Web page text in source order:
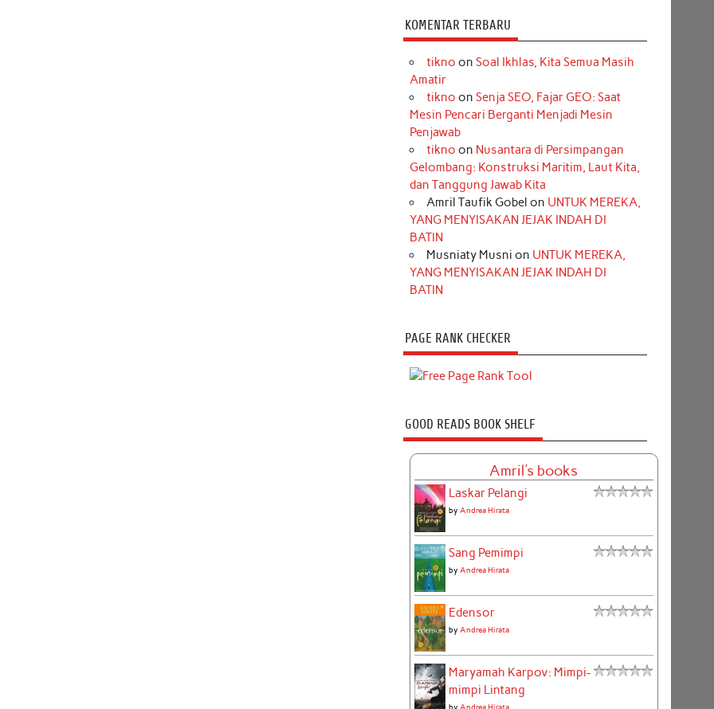
KOMENTAR TERBARU
tikno on Soal Ikhlas, Kita Semua Masih
Amatir
tikno on Senja SEO, Fajar GEO: Saat
Mesin Pencari Berganti Menjadi Mesin
Penjawab
tikno on Nusantara di Persimpangan
Gelombang: Konstruksi Maritim, Laut Kita,
dan Tanggung Jawab Kita
Amril Taufik Gobel on UNTUK MEREKA,
YANG MENYISAKAN JEJAK INDAH DI
BATIN
Musniaty Musni on UNTUK MEREKA,
YANG MENYISAKAN JEJAK INDAH DI
BATIN
PAGE RANK CHECKER
GOOD READS BOOK SHELF
Amril's books
Laskar Pelangi
by Andrea Hirata
Sang Pemimpi
by Andrea Hirata
Edensor
by Andrea Hirata
Maryamah Karpov: Mimpi-
mimpi Lintang
by Andrea Hirata